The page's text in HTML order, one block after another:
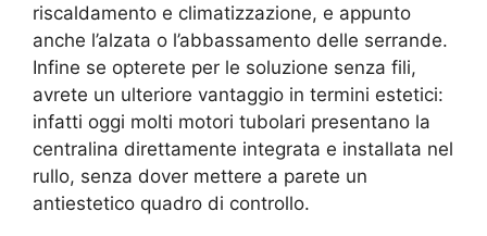
riscaldamento e climatizzazione, e appunto
anche l’alzata o l’abbassamento delle serrande.
Infine se opterete per le soluzione senza fili,
avrete un ulteriore vantaggio in termini estetici:
infatti oggi molti motori tubolari presentano la
centralina direttamente integrata e installata nel
rullo, senza dover mettere a parete un
antiestetico quadro di controllo.